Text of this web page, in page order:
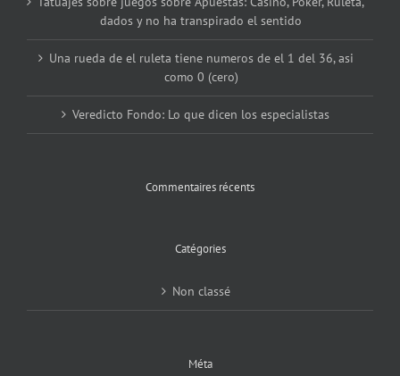
dados y no ha transpirado el sentido
Una rueda de el ruleta tiene numeros de el 1 del 36, asi
como 0 (cero)
Veredicto Fondo: Lo que dicen los especialistas
Commentaires récents
Catégories
Non classé
Méta